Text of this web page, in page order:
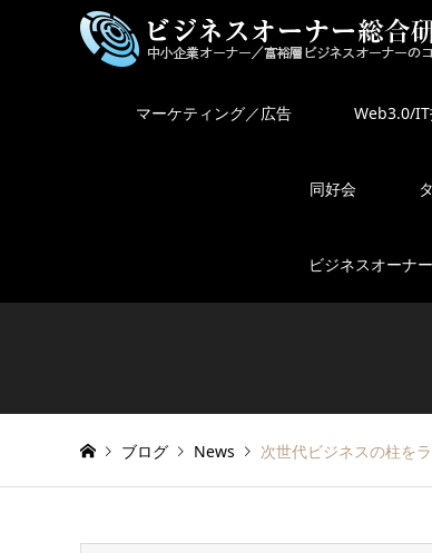
マーケティング／広告 Web3.0/IT
同好会
ビジネスオーナ
ブログ News 次世代ビジネスの柱を